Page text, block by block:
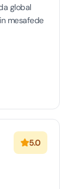
global
mesafede
5.0